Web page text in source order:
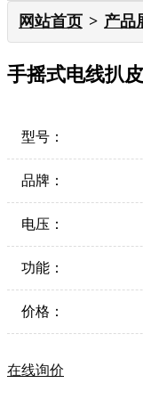
网站首页 产品
手摇式电线扒
型号：
品牌：
电压：
功能：
价格：
在线询价